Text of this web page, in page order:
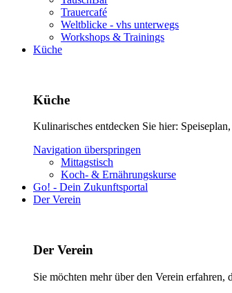
Trauercafé
Weltblicke - vhs unterwegs
Workshops & Trainings
Küche
Küche
Kulinarisches entdecken Sie hier:
Navigation überspringen
Mittagstisch
Koch- & Ernährungskurse
Go! - Dein Zukunftsportal
Der Verein
Der Verein
Sie möchten mehr über den Verein